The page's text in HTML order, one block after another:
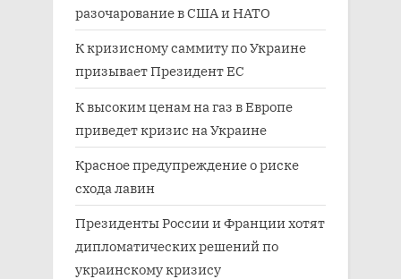
разочарование в США и НАТО
К кризисному саммиту по Украине
призывает Президент ЕС
К высоким ценам на газ в Европе
приведет кризис на Украине
Красное предупреждение о риске
схода лавин
Президенты России и Франции хотят
дипломатических решений по
украинскому кризису